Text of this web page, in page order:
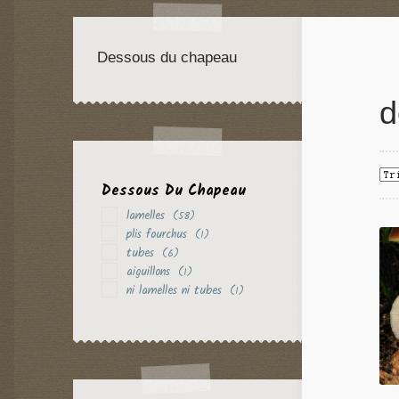
Dessous du chapeau
Dessous Du Chapeau
lamelles (58)
plis fourchus (1)
tubes (6)
aiguillons (1)
ni lamelles ni tubes (1)